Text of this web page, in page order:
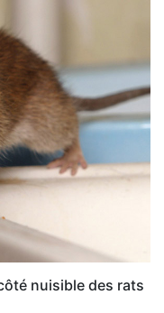
nuisible des rats